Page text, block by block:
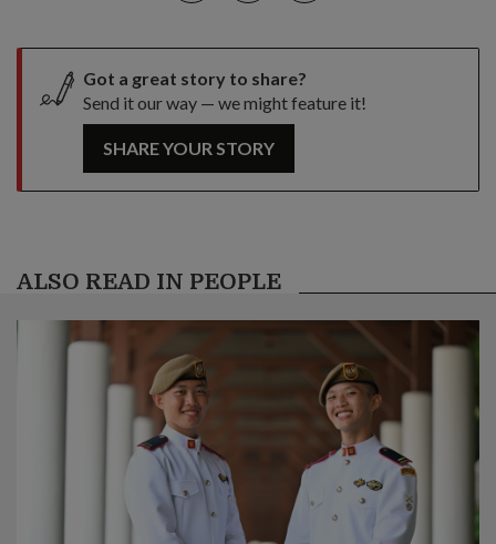
Got a great story to share?
Send it our way — we might feature it!
SHARE YOUR STORY
ALSO READ IN PEOPLE